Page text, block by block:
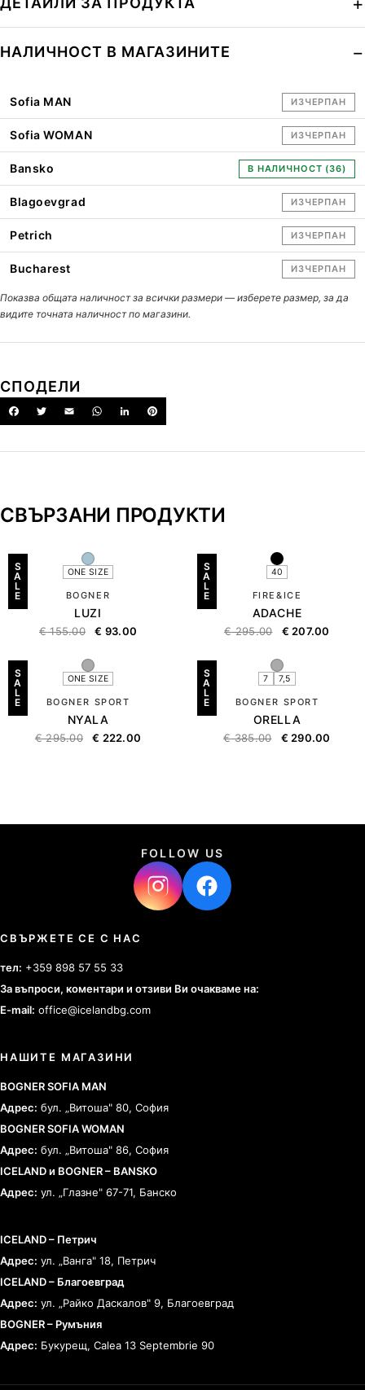
НАЛИЧНОСТ В МАГАЗИНИТЕ
Sofia MAN ИЗЧЕРПАН
Sofia WOMAN ИЗЧЕРПАН
Bansko В НАЛИЧНОСТ (36)
Blagoevgrad ИЗЧЕРПАН
Petrich ИЗЧЕРПАН
Bucharest ИЗЧЕРПАН
Показва общата наличност за всички размери — изберете размер, за да
видите точната наличност по магазини.
СПОДЕЛИ
СВЪРЗАНИ ПРОДУКТИ
S
A
L
E
ONE SIZE
BOGNER
LUZI
€155.00 € 93.00
S
A
L
E
40
FIRE&ICE
ADACHE
€295.00 € 207.00
S
A
L
E
ONE SIZE
BOGNER SPORT
NYALA
€295.00 € 222.00
S
A
L
E
7 7,5
BOGNER SPORT
ORELLA
€385.00 € 290.00
FOLLOW US
СВЪРЖЕТЕ СЕ С НАС
тел: +359 898 57 55 33
За въпроси, коментари и отзиви Ви очакваме на:
E-mail: office@icelandbg.com
НАШИТЕ МАГАЗИНИ
BOGNER SOFIA MAN
Адрес: бул. „Витоша" 80, София
BOGNER SOFIA WOMAN
Адрес: бул. „Витоша" 86, София
ICELAND и BOGNER – BANSKO
Адрес: ул. „Глазне" 67-71, Банско
ICELAND – Петрич
Адрес: ул. „Ванга" 18, Петрич
ICELAND – Благоевград
Адрес: ул. „Райко Даскалов" 9, Благоевград
BOGNER – Румъния
Адрес: Букурещ, Calea 13 Septembrie 90